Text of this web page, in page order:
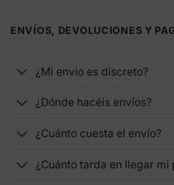
ENVÍOS, DEVOLUCIONES Y
¿Mi envío es discreto?
¿Dónde hacéis envíos?
¿Cuánto cuesta el envío?
¿Cuánto tarda en llegar mi